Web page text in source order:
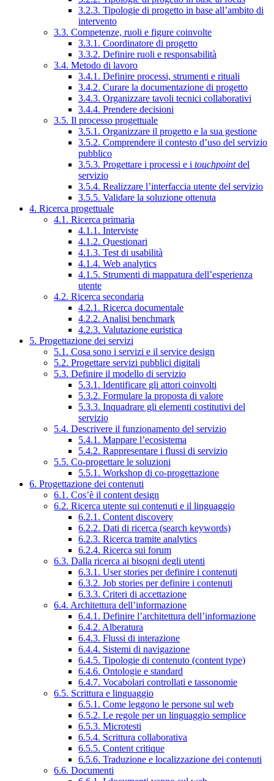
3.2.3. Tipologie di progetto in base all’ambito di
intervento
3.3. Competenze, ruoli e figure coinvolte
3.3.1. Coordinatore di progetto
3.3.2. Definire ruoli e responsabilità
3.4. Metodo di lavoro
3.4.1. Definire processi, strumenti e rituali
3.4.2. Curare la documentazione di progetto
3.4.3. Organizzare tavoli tecnici collaborativi
3.4.4. Prendere decisioni
3.5. Il processo progettuale
3.5.1. Organizzare il progetto e la sua gestione
3.5.2. Comprendere il contesto d’uso del servizio
pubblico
3.5.3. Progettare i processi e i touchpointdel
servizio
3.5.4. Realizzare l’interfaccia utente del servizio
3.5.5. Validare la soluzione ottenuta
4. Ricerca progettuale
4.1. Ricerca primaria
4.1.1. Interviste
4.1.2. Questionari
4.1.3. Test di usabilità
4.1.4. Web analytics
4.1.5. Strumenti di mappatura dell’esperienza
utente
4.2. Ricerca secondaria
4.2.1. Ricerca documentale
4.2.2. Analisi benchmark
4.2.3. Valutazione euristica
5. Progettazione dei servizi
5.1. Cosa sono i servizi e il service design
5.2. Progettare servizi pubblici digitali
5.3. Definire il modello di servizio
5.3.1. Identificare gli attori coinvolti
5.3.2. Formulare la proposta di valore
5.3.3. Inquadrare gli elementi costitutivi del
servizio
5.4. Descrivere il funzionamento del servizio
5.4.1. Mappare l’ecosistema
5.4.2. Rappresentare i flussi di servizio
5.5. Co-progettare le soluzioni
5.5.1. Workshop di co-progettazione
6. Progettazione dei contenuti
6.1. Cos’è il content design
6.2. Ricerca utente sui contenuti e il linguaggio
6.2.1. Content discovery
6.2.2. Dati di ricerca (search keywords)
6.2.3. Ricerca tramite analytics
6.2.4. Ricerca sui forum
6.3. Dalla ricerca ai bisogni degli utenti
6.3.1. User stories per definire i contenuti
6.3.2. Job stories per definire i contenuti
6.3.3. Criteri di accettazione
6.4. Architettura dell’informazione
6.4.1. Definire l’architettura dell’informazione
6.4.2. Alberatura
6.4.3. Flussi di interazione
6.4.4. Sistemi di navigazione
6.4.5. Tipologie di contenuto (content type)
6.4.6. Ontologie e standard
6.4.7. Vocabolari controllati e tassonomie
6.5. Scrittura e linguaggio
6.5.1. Come leggono le persone sul web
6.5.2. Le regole per un linguaggio semplice
6.5.3. Microtesti
6.5.4. Scrittura collaborativa
6.5.5. Content critique
6.5.6. Traduzione e localizzazione dei contenuti
6.6. Documenti